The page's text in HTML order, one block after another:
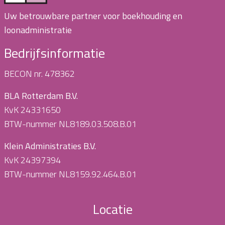
Uw betrouwbare partner voor boekhouding en
loonadministratie
Bedrijfsinformatie
BECON nr. 478362
BLA Rotterdam B.V.
KvK 24331650
BTW-nummer NL8189.03.508.B.01
Klein Administraties B.V.
KvK 24397394
BTW-nummer NL8159.92.464.B.01
Locatie